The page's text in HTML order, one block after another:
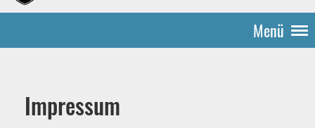
Menü
Impressum